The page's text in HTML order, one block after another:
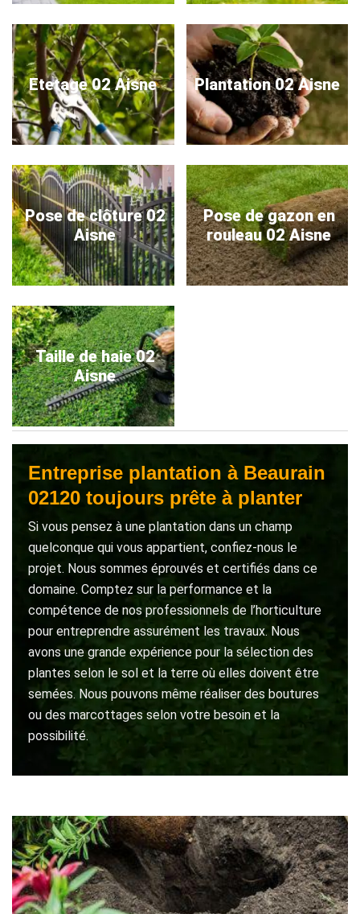
Etetage 02 Aisne Plantation 02 Aisne
Pose de clôture 02
Aisne
Pose de gazon en
rouleau 02 Aisne
Taille de haie 02
Aisne
Entreprise plantation à Beaurain
02120 toujours prête à planter
Si vous pensez à une plantation dans un champ
quelconque qui vous appartient, confiez-nous le
projet. Nous sommes éprouvés et certifiés dans ce
domaine. Comptez sur la performance et la
compétence de nos professionnels de l’horticulture
pour entreprendre assurément les travaux. Nous
avons une grande expérience pour la sélection des
plantes selon le sol et la terre où elles doivent être
semées. Nous pouvons même réaliser des boutures
ou des marcottages selon votre besoin et la
possibilité.